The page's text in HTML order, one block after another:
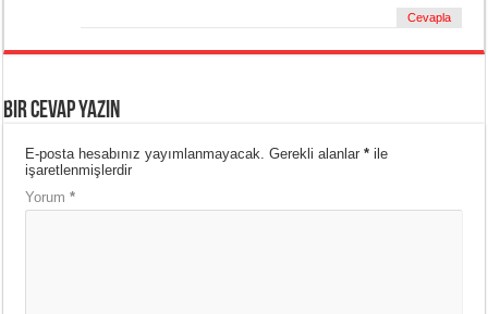
Cevapla
Bir cevap yazın
E-posta hesabınız yayımlanmayacak. Gerekli alanlar* ile
işaretlenmişlerdir
Yorum*